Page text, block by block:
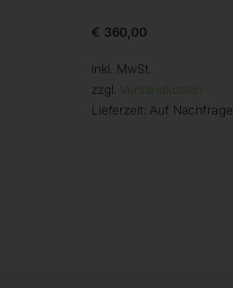
€ 360,00
inkl. MwSt.
zzgl. Versandkosten
Lieferzeit: Auf Nachfrage